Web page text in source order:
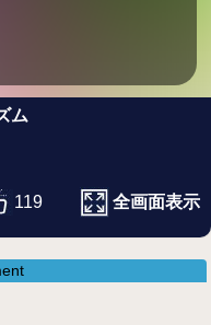
ム
119 全画面表示